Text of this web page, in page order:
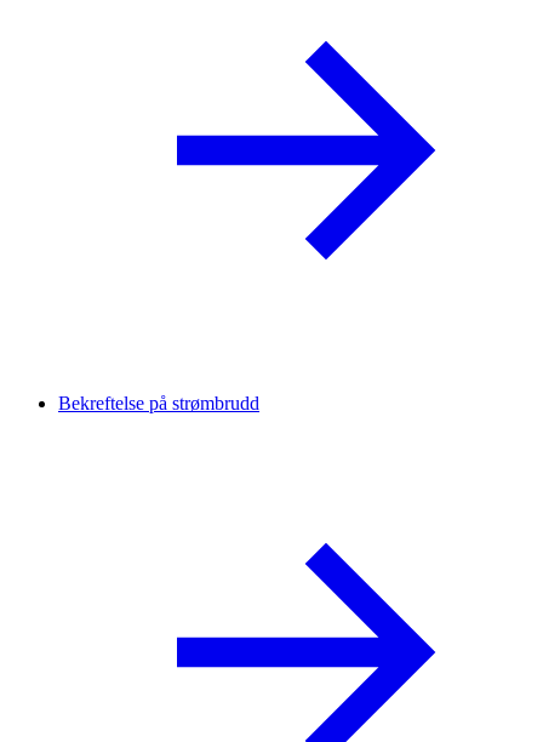
Bekreftelse på strømbrudd